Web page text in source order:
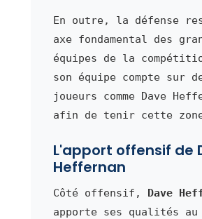
En outre, la défense
axe fondamental des
équipes de la
son équipe compte sur
joueurs comme Dave
afin de tenir cette
L'apport offensif de
Heffernan
Côté offensif, Dave
apporte ses qualités